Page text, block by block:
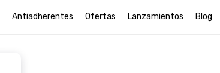
Antiadherentes Ofertas Lanzamientos Blog